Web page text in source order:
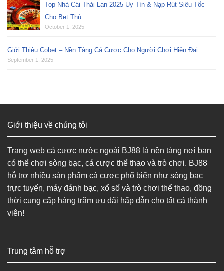
Top Nhà Cái Thái Lan 2025 Uy Tín & Nạp Rút Siêu Tốc
Cho Bet Thủ
October 1, 2025
Giới Thiệu Cobet – Nền Tảng Cá Cược Cho Người Chơi Hiện Đại
September 1, 2025
Giới thiệu về chúng tôi​
Trang web cá cược nước ngoài BJ88 là nền tảng nơi bạn
có thể chơi sòng bạc, cá cược thể thao và trò chơi. BJ88
hỗ trợ nhiều sản phẩm cá cược phổ biến như sòng bạc
trực tuyến, máy đánh bạc, xổ số và trò chơi thể thao, đồng
thời cung cấp hàng trăm ưu đãi hấp dẫn cho tất cả thành
viên!
Trung tâm hỗ trợ